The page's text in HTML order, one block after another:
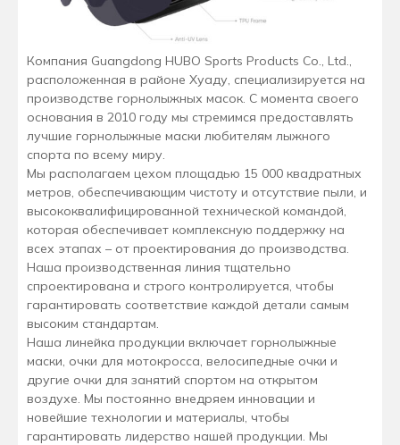
Компания Guangdong HUBO Sports Products Co., Ltd.,
расположенная в районе Хуаду, специализируется на
производстве горнолыжных масок. С момента своего
основания в 2010 году мы стремимся предоставлять
лучшие горнолыжные маски любителям лыжного
спорта по всему миру.
Мы располагаем цехом площадью 15 000 квадратных
метров, обеспечивающим чистоту и отсутствие пыли, и
высококвалифицированной технической командой,
которая обеспечивает комплексную поддержку на
всех этапах – от проектирования до производства.
Наша производственная линия тщательно
спроектирована и строго контролируется, чтобы
гарантировать соответствие каждой детали самым
высоким стандартам.
Наша линейка продукции включает горнолыжные
маски, очки для мотокросса, велосипедные очки и
другие очки для занятий спортом на открытом
воздухе. Мы постоянно внедряем инновации и
новейшие технологии и материалы, чтобы
гарантировать лидерство нашей продукции. Мы